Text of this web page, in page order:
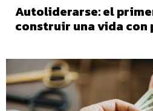
Autoliderarse: el
construir una vida